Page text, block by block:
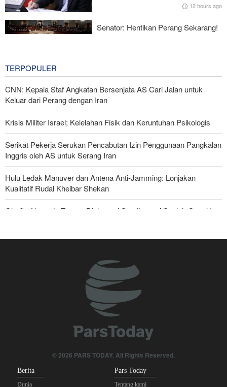
Menhan Pakistan: Persatuan Negara-negara Islam dalam
Melawan Zionis Urgen
12 hours ago
Senator: Hentikan Perang Sekarang!
TERPOPULER
CNN: Kepala Staf Angkatan Bersenjata AS Cari Jalan untuk
Keluar dari Perang dengan Iran
Krisis Militer Israel; Kelelahan Fisik dan Keruntuhan Psikologis
Serikat Pekerja Serukan Pencabutan Izin Penggunaan Pangkalan
Inggris oleh AS untuk Serang Iran
Hulu Ledak Manuver dan Antena Anti-Jamming: Lonjakan
Kualitatif Rudal Kheibar Shekan
Ghalibaf kepada Trump: Diplomasi Sandiwara AS telah Gagal !
Yahya Saree: Kami Hancurkan Posisi Pasukan Bayaran Saudi
dengan Rudal Balistik dan Drone
Anggota Kongres AS Khawatirkan Dampak Menipisnya Rudal
Amerika Hadapi Iran© 2026 PARS TODAY. All Rights Reserved.
Berita
Dunia
Pars Today
Tentang kami